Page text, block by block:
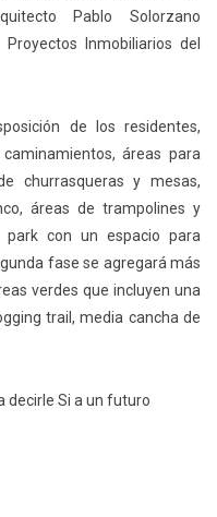
Pablo Solorzano
Inmobiliarios del
de los residentes,
áreas para
churrasqueras y mesas,
áreas de trampolines y
con un espacio para
fase se agregará más
verdes que incluyen una
trail, media cancha de
decirle Si a un futuro